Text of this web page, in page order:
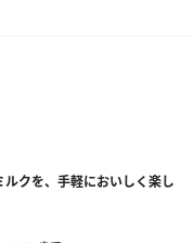
ルクを、手軽においしく楽し